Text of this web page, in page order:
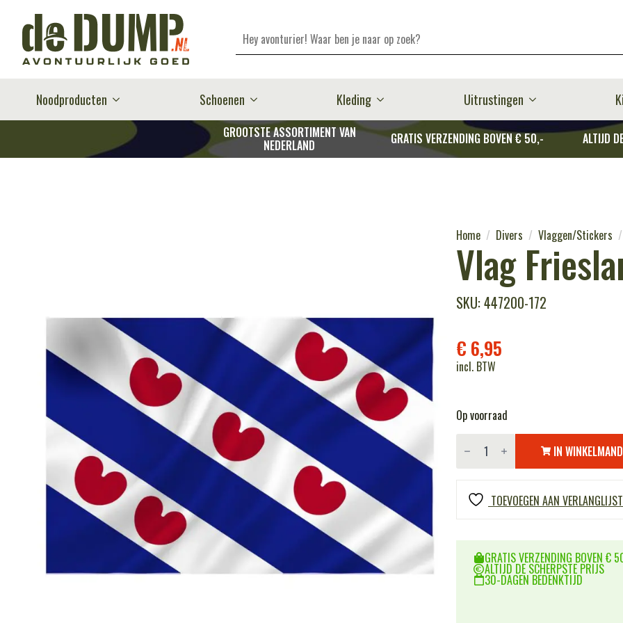
Zoeken
Noodproducten Schoenen Kleding Uitrustingen
GROOTSTE ASSORTIMENT VAN
NEDERLAND GRATIS VERZENDING BOVEN € 50,- ALTIJD
Home Divers Vlaggen/Stickers
Vlag
SKU: 447200-172
€ 6,95
incl. BTW
Op voorraad
Vlag
Friesland IN WINKELMAND
TOEVOEGEN AAN VERLANGLIJST
GRATIS VERZENDING BOVEN €
ALTIJD DE SCHERPSTE PRIJS
30-DAGEN BEDENKTIJD